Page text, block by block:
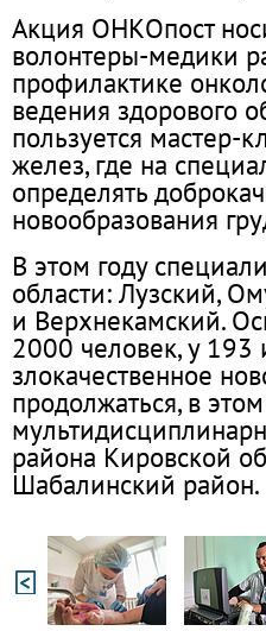
Акция ОНКОпост
волонтеры-медики
профилактике
ведения здорового
пользуется мастер-
желез, где на
определять
новообразования
В этом году
области: Лузский,
и Верхнекамский.
2000 человек, у 193
злокачественное
продолжаться, в
района Кировской
Шабалинский район.